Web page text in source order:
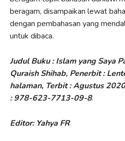
beragam, disampaikan lewat
dengan pembahasan yang
untuk dibaca.
Judul Buku : Islam yang Saya
Quraish Shihab, Penerbit :
halaman, Terbit : Agustus
: 978-623-7713-09-8.
Editor: Yahya FR